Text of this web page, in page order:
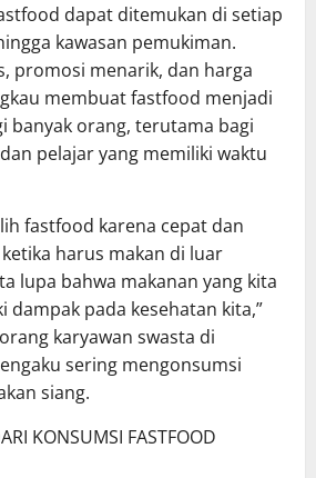
dapat ditemukan di setiap
kawasan pemukiman.
promosi menarik, dan harga
membuat fastfood menjadi
banyak orang, terutama bagi
pelajar yang memiliki waktu
fastfood karena cepat dan
harus makan di luar
lupa bahwa makanan yang kita
dampak pada kesehatan kita,”
karyawan swasta di
sering mengonsumsi
siang.
KONSUMSI FASTFOOD